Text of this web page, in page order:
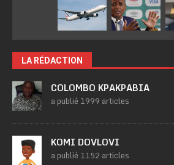
LA RÉDACTION
COLOMBO KPAKPABIA
a publié 1999 articles
KOMI DOVLOVI
a publié 1152 articles